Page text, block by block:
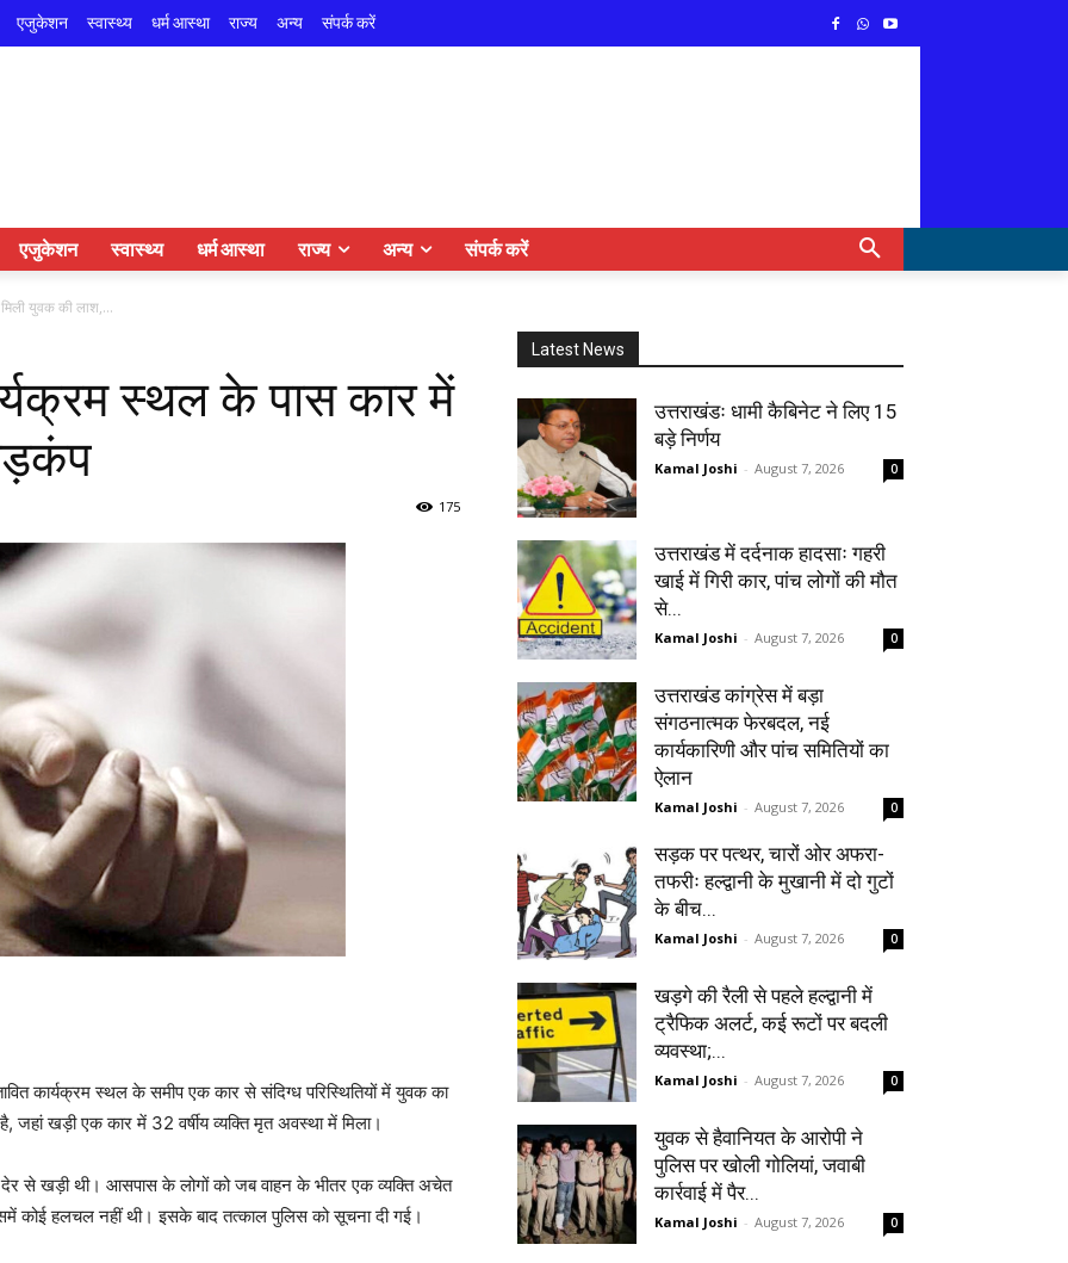
एजुकेशन स्वास्थ्य धर्म आस्था राज्य अन्य संपर्क करें
एजुकेशन स्वास्थ्य धर्म आस्था राज्य अन्य संपर्क करें
मिली युवक की लाश,...
स्थल के पास कार में
175
कार्यक्रम स्थल के समीप एक कार से संदिग्ध परिस्थितियों में युवक का
जहां खड़ी एक कार में 32 वर्षीय व्यक्ति मृत अवस्था में मिला।
से खड़ी थी। आसपास के लोगों को जब वाहन के भीतर एक व्यक्ति अचेत
कोई हलचल नहीं थी। इसके बाद तत्काल पुलिस को सूचना दी गई।
Latest News
उत्तराखंडः धामी कैबिनेट ने लिए 15
बड़े निर्णय
Kamal Joshi - August 7, 2026 0
उत्तराखंड में दर्दनाक हादसाः गहरी
खाई में गिरी कार, पांच लोगों की मौत
से...
Kamal Joshi - August 7, 2026 0
उत्तराखंड कांग्रेस में बड़ा
संगठनात्मक फेरबदल, नई
कार्यकारिणी और पांच समितियों का
ऐलान
Kamal Joshi - August 7, 2026 0
सड़क पर पत्थर, चारों ओर अफरा-
तफरीः हल्द्वानी के मुखानी में दो गुटों
के बीच...
Kamal Joshi - August 7, 2026 0
खड़गे की रैली से पहले हल्द्वानी में
ट्रैफिक अलर्ट, कई रूटों पर बदली
व्यवस्था;...
Kamal Joshi - August 7, 2026 0
युवक से हैवानियत के आरोपी ने
पुलिस पर खोली गोलियां, जवाबी
कार्रवाई में पैर...
Kamal Joshi - August 7, 2026 0